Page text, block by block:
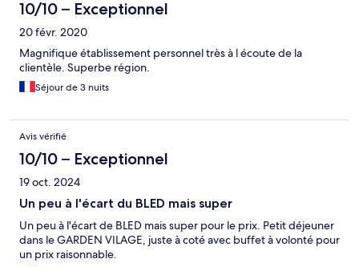
10/10 – Exceptionnel
20 févr. 2020
Magnifique établissement personnel très à l écoute de la
clientèle. Superbe région.
Séjour de 3 nuits
Avis vérifié
10/10 – Exceptionnel
19 oct. 2024
Un peu à l'écart du BLED mais super
Un peu à l'écart de BLED mais super pour le prix. Petit déjeuner
dans le GARDEN VILAGE, juste à coté avec buffet à volonté pour
un prix raisonnable.